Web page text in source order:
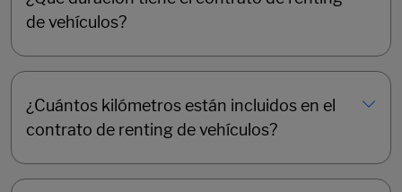
de vehículos?
¿Cuántos kilómetros están incluidos en el
contrato de renting de vehículos?